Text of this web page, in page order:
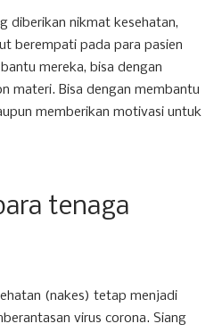
diberikan nikmat kesehatan,
berempati pada para pasien
mereka, bisa dengan
materi. Bisa dengan membantu
memberikan motivasi untuk
tenaga
(nakes) tetap menjadi
virus corona. Siang